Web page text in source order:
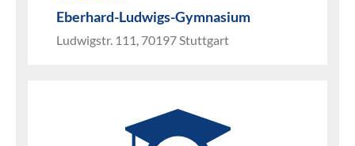
Eberhard-Ludwigs-Gymnasium
Ludwigstr. 111, 70197 Stuttgart